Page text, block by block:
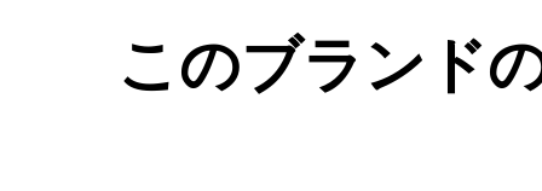
このブランド